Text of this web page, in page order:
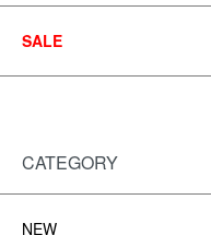
SALE
CATEGORY
NEW